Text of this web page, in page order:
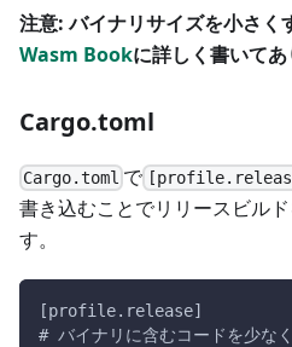
注意: バイナリサイズを小さく
Wasm Bookに詳しく書いてあ
Cargo.toml
Cargo.toml で
書き込むことでリリースビル
す。
[profile.release]
# バイナリに含むコードを少な